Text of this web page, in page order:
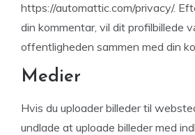
https://automattic.com/privacy/.
din kommentar, vil dit profilbillede
offentligheden sammen med din
Medier
Hvis du uploader billeder til
undlade at uploade billeder med